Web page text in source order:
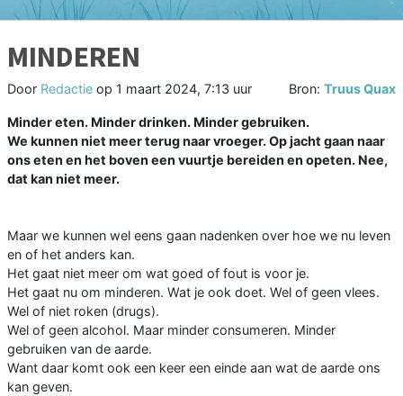
MINDEREN
Door Redactie op 1 maart 2024, 7:13 uur Bron: Truus Quax
Minder eten. Minder drinken. Minder gebruiken.
We kunnen niet meer terug naar vroeger. Op jacht gaan naar
ons eten en het boven een vuurtje bereiden en opeten. Nee,
dat kan niet meer.
Maar we kunnen wel eens gaan nadenken over hoe we nu leven
en of het anders kan.
Het gaat niet meer om wat goed of fout is voor je.
Het gaat nu om minderen. Wat je ook doet. Wel of geen vlees.
Wel of niet roken (drugs).
Wel of geen alcohol. Maar minder consumeren. Minder
gebruiken van de aarde.
Want daar komt ook een keer een einde aan wat de aarde ons
kan geven.